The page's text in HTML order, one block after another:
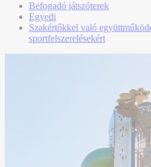
Befogadó játszóterek
Egyedi
Szakértőkkel való
sportfelszerelésekért